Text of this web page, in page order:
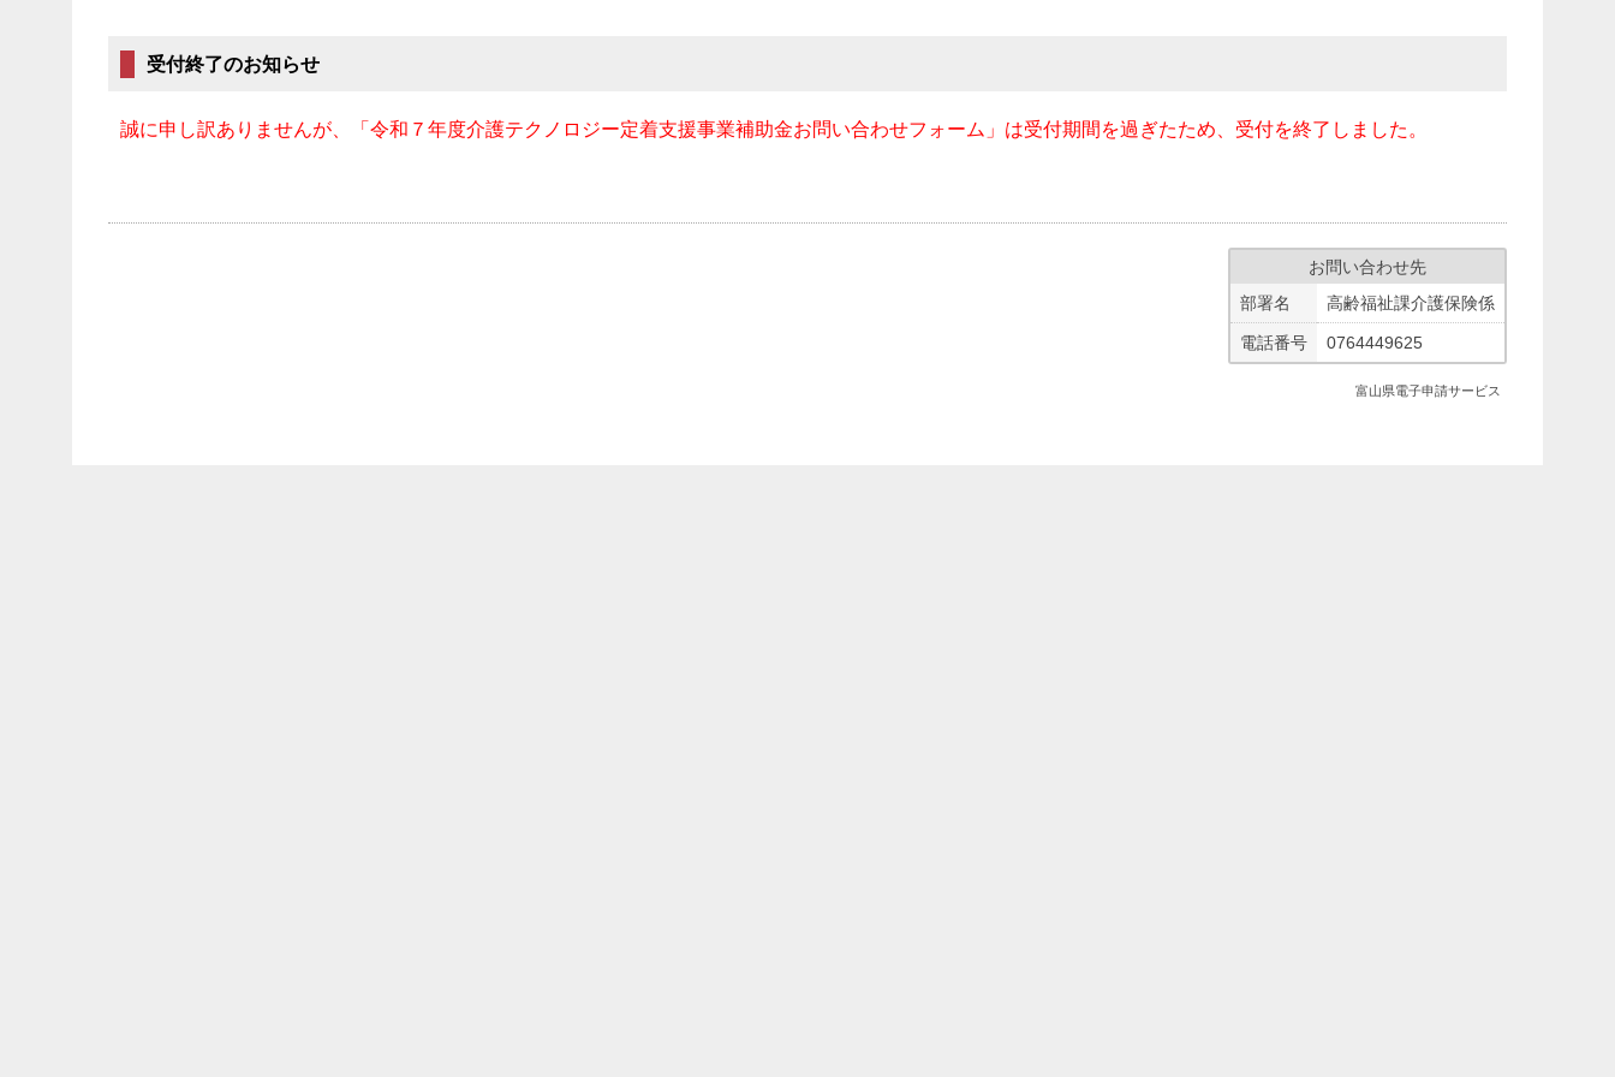
受付終了のお知らせ
誠に申し訳ありませんが、「令和７年度介護テクノロジー定着支援事業補助金お問い合わせフォーム」は受付期間を過ぎたため、受付を終了しました。
お問い合わせ先
部署名
高齢福祉課介護保険係
電話番号 0764449625
富山県電子申請サービス